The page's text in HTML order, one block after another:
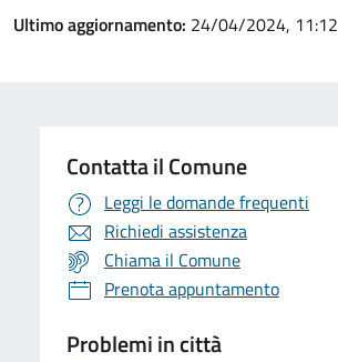
Ultimo aggiornamento: 24/04/2024, 11:12
Contatta il Comune
Leggi le domande frequenti
Richiedi assistenza
Chiama il Comune
Prenota appuntamento
Problemi in città